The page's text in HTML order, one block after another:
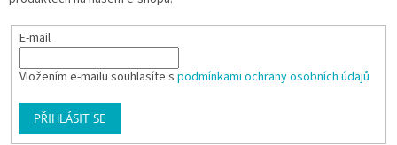
E-mail
Vložením e-mailu souhlasíte s podmínkami ochrany osobních údajů
PŘIHLÁSIT SE